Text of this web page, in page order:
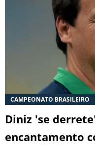
CAMPEONATO BRASILEIRO
Diniz 'se
encantamento